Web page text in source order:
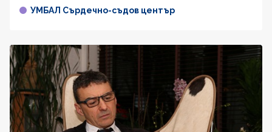
УМБАЛ Сърдечно-съдов център